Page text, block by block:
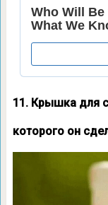
11. Крышка для
которого он